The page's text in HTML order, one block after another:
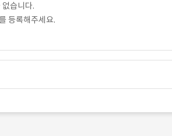
습니다.
등록해주세요.